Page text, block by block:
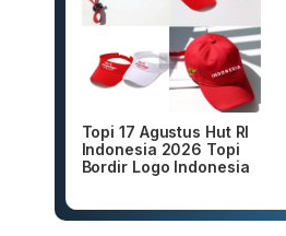
Topi 17 Agustus Hut RI
Indonesia 2026 Topi
Bordir Logo Indonesia